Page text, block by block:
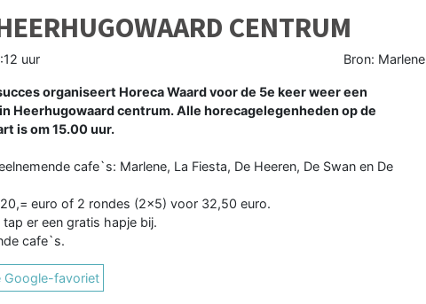
CENTRUM
uur Bron: Marlene
organiseert Horeca Waard voor de 5e keer weer een
Heerhugowaard centrum. Alle horecagelegenheden op de
is om 15.00 uur.
cafe`s: Marlene, La Fiesta, De Heeren, De Swan en De
euro of 2 rondes (2x5) voor 32,50 euro.
er een gratis hapje bij.
cafe`s.
Google-favoriet